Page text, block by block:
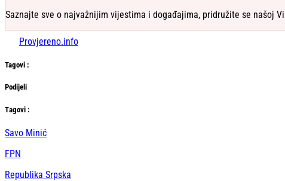
Saznajte sve o najvažnijim vijestima i događajima, pridružite se našoj
Provjereno.info
Tagovi :
Podijeli
Тagovi :
Savo Minić
FPN
Republika Srpska